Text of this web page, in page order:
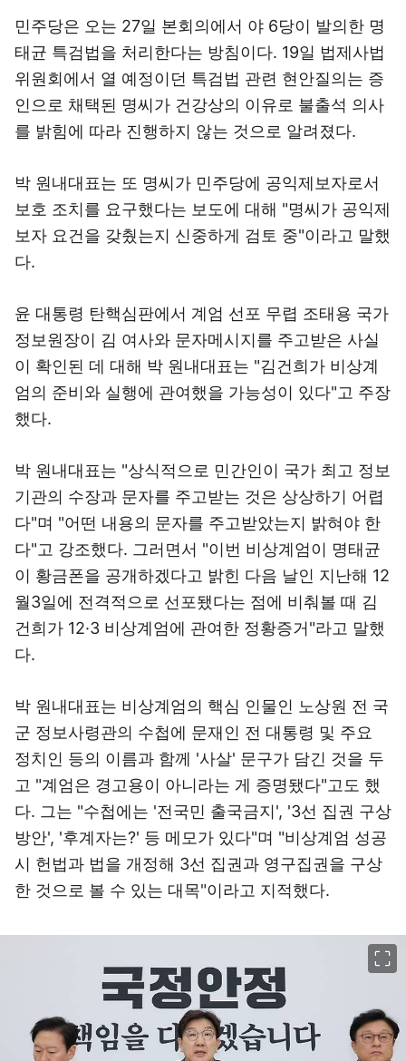
민주당은 오는 27일 본회의에서 야 6당이 발의한 명
태균 특검법을 처리한다는 방침이다. 19일 법제사법
위원회에서 열 예정이던 특검법 관련 현안질의는 증
인으로 채택된 명씨가 건강상의 이유로 불출석 의사
를 밝힘에 따라 진행하지 않는 것으로 알려졌다.
박 원내대표는 또 명씨가 민주당에 공익제보자로서
보호 조치를 요구했다는 보도에 대해 "명씨가 공익제
보자 요건을 갖췄는지 신중하게 검토 중"이라고 말했
다.
윤 대통령 탄핵심판에서 계엄 선포 무렵 조태용 국가
정보원장이 김 여사와 문자메시지를 주고받은 사실
이 확인된 데 대해 박 원내대표는 "김건희가 비상계
엄의 준비와 실행에 관여했을 가능성이 있다"고 주장
했다.
박 원내대표는 "상식적으로 민간인이 국가 최고 정보
기관의 수장과 문자를 주고받는 것은 상상하기 어렵
다"며 "어떤 내용의 문자를 주고받았는지 밝혀야 한
다"고 강조했다. 그러면서 "이번 비상계엄이 명태균
이 황금폰을 공개하겠다고 밝힌 다음 날인 지난해 12
월3일에 전격적으로 선포됐다는 점에 비춰볼 때 김
건희가 12·3 비상계엄에 관여한 정황증거"라고 말했
다.
박 원내대표는 비상계엄의 핵심 인물인 노상원 전 국
군 정보사령관의 수첩에 문재인 전 대통령 및 주요
정치인 등의 이름과 함께 '사살' 문구가 담긴 것을 두
고 "계엄은 경고용이 아니라는 게 증명됐다"고도 했
다. 그는 "수첩에는 '전국민 출국금지', '3선 집권 구상
방안', '후계자는?' 등 메모가 있다"며 "비상계엄 성공
시 헌법과 법을 개정해 3선 집권과 영구집권을 구상
한 것으로 볼 수 있는 대목"이라고 지적했다.